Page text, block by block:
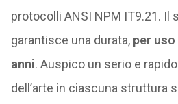
protocolli ANSI NPM IT9.21.
garantisce una durata, per
anni. Auspico un serio e
dell’arte in ciascuna struttura